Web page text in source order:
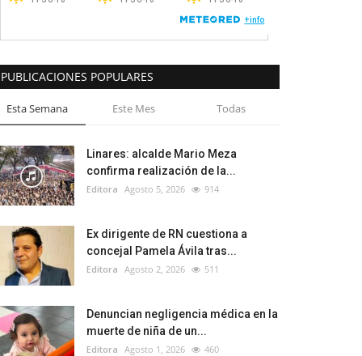
PUBLICACIONES POPULARES
Esta Semana Este Mes Todas
Linares: alcalde Mario Meza
confirma realización de la...
Editora Agosto 5, 2026 914
Ex dirigente de RN cuestiona a
concejal Pamela Ávila tras...
Editora Agosto 2, 2026 511
Denuncian negligencia médica en la
muerte de niña de un...
Editora Agosto 1, 2026 460